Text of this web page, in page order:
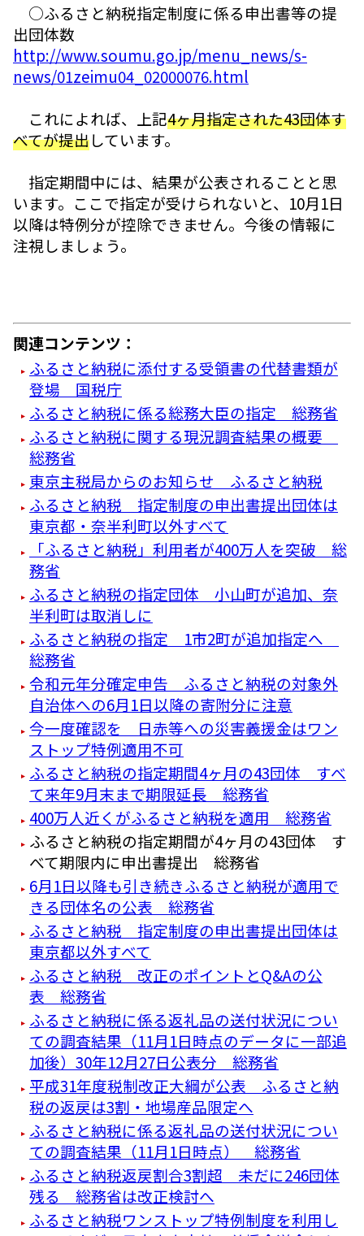
○ふるさと納税指定制度に係る申出書等の提
出団体数
http://www.soumu.go.jp/menu_news/s-
news/01zeimu04_02000076.html
これによれば、上記4ヶ月指定された43団体す
べてが提出しています。
指定期間中には、結果が公表されることと思
います。ここで指定が受けられないと、10月1日
以降は特例分が控除できません。今後の情報に
注視しましょう。
関連コンテンツ：
ふるさと納税に添付する受領書の代替書類が
登場 国税庁
ふるさと納税に係る総務大臣の指定 総務省
ふるさと納税に関する現況調査結果の概要
総務省
東京主税局からのお知らせ ふるさと納税
ふるさと納税 指定制度の申出書提出団体は
東京都・奈半利町以外すべて
「ふるさと納税」利用者が400万人を突破 総
務省
ふるさと納税の指定団体 小山町が追加、奈
半利町は取消しに
ふるさと納税の指定 1市2町が追加指定へ
総務省
令和元年分確定申告 ふるさと納税の対象外
自治体への6月1日以降の寄附分に注意
今一度確認を 日赤等への災害義援金はワン
ストップ特例適用不可
ふるさと納税の指定期間4ヶ月の43団体 すべ
て来年9月末まで期限延長 総務省
400万人近くがふるさと納税を適用 総務省
ふるさと納税の指定期間が4ヶ月の43団体 す
べて期限内に申出書提出 総務省
6月1日以降も引き続きふるさと納税が適用で
きる団体名の公表 総務省
ふるさと納税 指定制度の申出書提出団体は
東京都以外すべて
ふるさと納税 改正のポイントとQ&Aの公
表 総務省
ふるさと納税に係る返礼品の送付状況につい
ての調査結果（11月1日時点のデータに一部追
加後）30年12月27日公表分 総務省
平成31年度税制改正大綱が公表 ふるさと納
税の返戻は3割・地場産品限定へ
ふるさと納税に係る返礼品の送付状況につい
ての調査結果（11月1日時点） 総務省
ふるさと納税返戻割合3割超 未だに246団体
残る 総務省は改正検討へ
ふるさと納税ワンストップ特例制度を利用し